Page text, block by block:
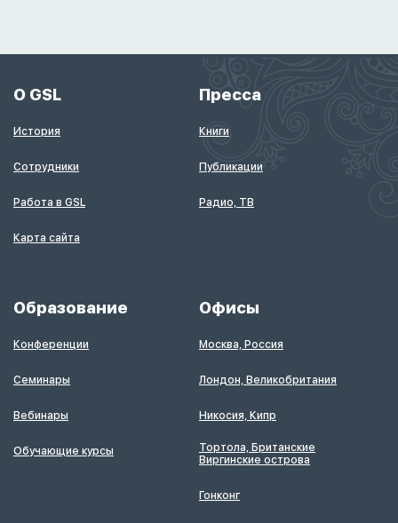
О GSL
История
Сотрудники
Работа в GSL
Карта сайта
Пресса
Книги
Публикации
Радио, ТВ
Образование
Конференции
Семинары
Вебинары
Обучающие курсы
Офисы
Москва, Россия
Лондон, Великобритания
Никосия, Кипр
Тортола, Британские
Виргинские острова
Гонконг